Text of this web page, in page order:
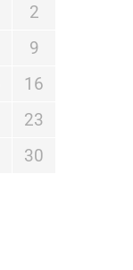
2
9
16
23
30